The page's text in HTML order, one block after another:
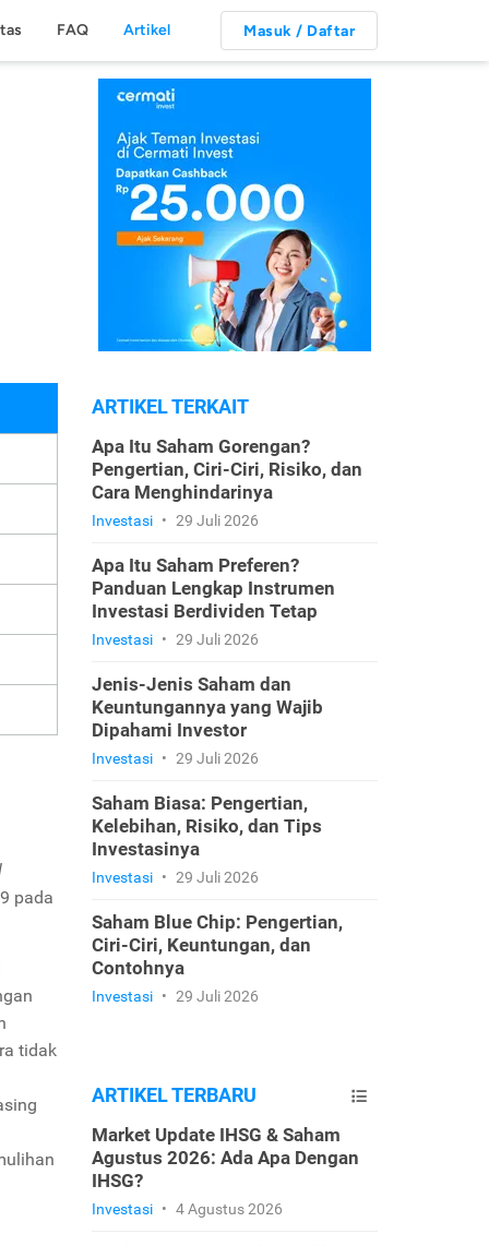
FAQ Artikel Masuk / Daftar
pada
tidak
ARTIKEL TERKAIT
Apa Itu Saham Gorengan?
Pengertian, Ciri-Ciri, Risiko, dan
Cara Menghindarinya
Investasi • 29 Juli 2026
Apa Itu Saham Preferen?
Panduan Lengkap Instrumen
Investasi Berdividen Tetap
Investasi • 29 Juli 2026
Jenis-Jenis Saham dan
Keuntungannya yang Wajib
Dipahami Investor
Investasi • 29 Juli 2026
Saham Biasa: Pengertian,
Kelebihan, Risiko, dan Tips
Investasinya
Investasi • 29 Juli 2026
Saham Blue Chip: Pengertian,
Ciri-Ciri, Keuntungan, dan
Contohnya
Investasi • 29 Juli 2026
ARTIKEL TERBARU
Market Update IHSG & Saham
Agustus 2026: Ada Apa Dengan
IHSG?
Investasi • 4 Agustus 2026